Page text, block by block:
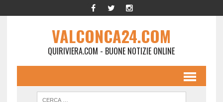
VALCONCA24.COM
QUIRIVIERA.COM - BUONE NOTIZIE ONLINE